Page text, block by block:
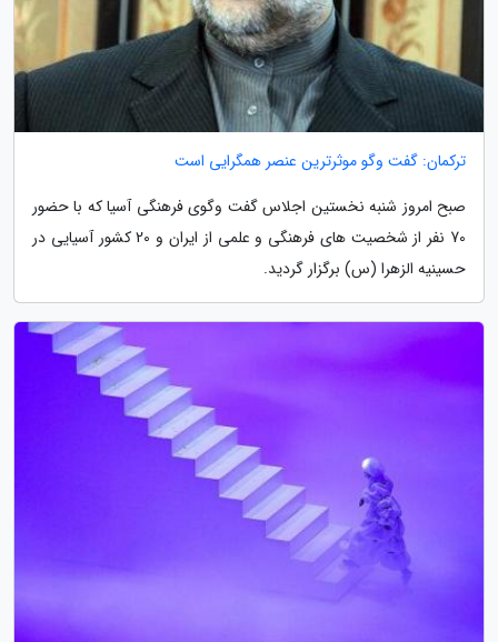
ترکمان: گفت وگو موثرترین عنصر همگرایی است
صبح امروز شنبه نخستین اجلاس گفت وگوی فرهنگی آسیا که با حضور
70 نفر از شخصیت های فرهنگی و علمی از ایران و 20 کشور آسیایی در
حسینیه الزهرا (س) برگزار گردید.